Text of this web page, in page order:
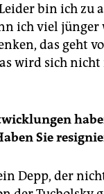
bin ich zu
ich viel jünger
das geht
wird sich
Sie
Depp, der